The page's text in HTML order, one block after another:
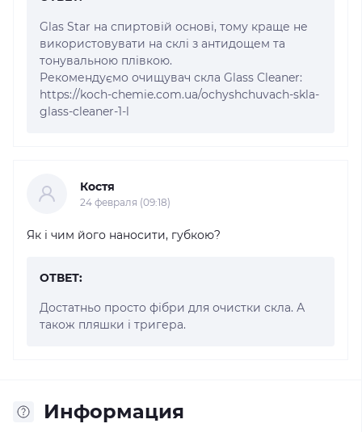
Glas Star на спиртовій основі, тому краще не
використовувати на склі з антидощем та
тонувальною плівкою.
Рекомендуємо очищувач скла Glass Cleaner:
https://koch-chemie.com.ua/ochyshchuvach-skla-
glass-cleaner-1-l
Костя
24 февраля (09:18)
Як і чим його наносити, губкою?
ОТВЕТ:
Достатньо просто фібри для очистки скла. А
також пляшки і тригера.
Информация